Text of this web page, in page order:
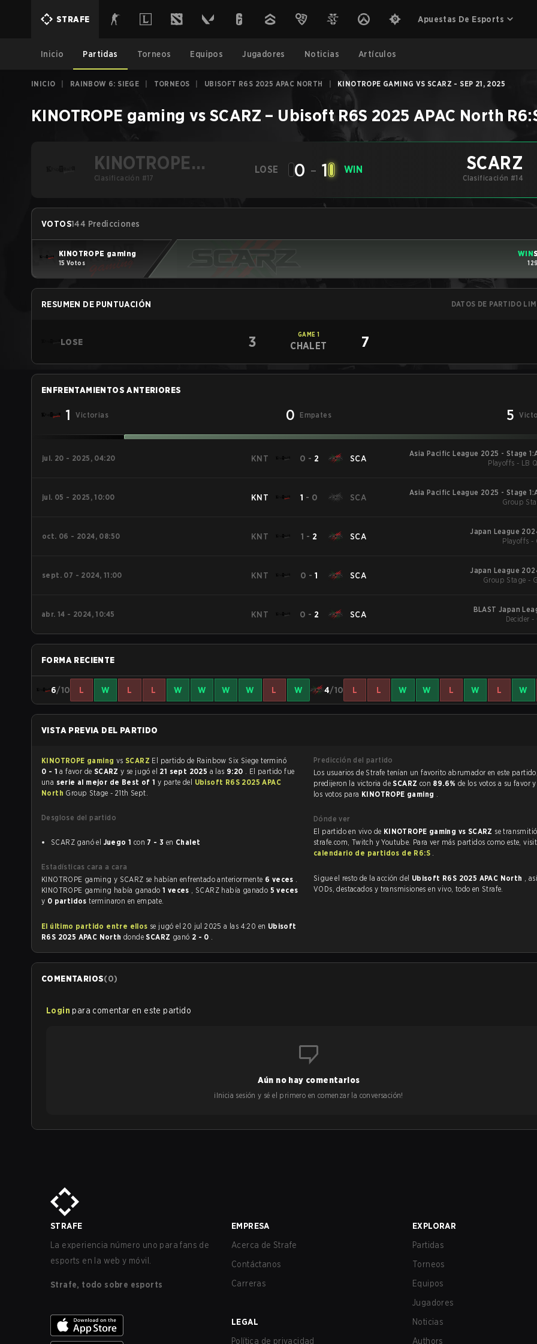
STRAFE Apuestas De Esports
Inicio Partidas Torneos Equipos Jugadores Noticias Artículos
INICIO RAINBOW 6: SIEGE TORNEOS UBISOFT R6S 2025 APAC NORTH KINOTROPE GAMING VS SCARZ - SEP 21, 2025
KINOTROPE gaming vs SCARZ – Ubisoft R6S 2025 APAC North
KINOTROPE
gaming
Clasificación #17
LOSE 0 - 1 WIN SCARZ
Clasificación #14
VOTOS144 Predicciones
KINOTROPE gaming
15 Votos
WIN
RESUMEN DE PUNTUACIÓN DATOS DE PARTIDO
LOSE 3 GAME 1
CHALET 7
ENFRENTAMIENTOS ANTERIORES
1 Victorias 0 Empates 5
jul. 20 - 2025, 04:20 KNT 0 - 2 SCA
Asia Pacific League 2025 - Stage
Playoffs - LB
jul. 05 - 2025, 10:00 KNT 1 - 0 SCA
Asia Pacific League 2025 - Stage
Group
oct. 06 - 2024, 08:50 KNT 1 - 2 SCA
Japan League
Playoffs -
sept. 07 - 2024, 11:00 KNT 0 -1 SCA
Japan League
Group Stage -
abr. 14 - 2024, 10:45 KNT 0 - 2 SCA
BLAST Japan
Decider -
FORMA RECIENTE
6/10 L W L L W W W W L W 4/10 L L W W L W L W
VISTA PREVIA DEL PARTIDO
KINOTROPE gaming vs SCARZ
El partido de Rainbow Six Siege terminó
0 - 1 a favor de SCARZy se jugó el 21 sept 2025 a las 9:20 . El partido fue
una serie al mejor de Best of 1 y parte del Ubisoft R6S 2025 APAC
North Group Stage - 21th Sept.
Desglose del partido
SCARZ ganó el Juego 1 con 7 - 3 en Chalet
Estadísticas cara a cara
KINOTROPE gaming y SCARZ se habían enfrentado anteriormente 6 veces .
KINOTROPE gaming había ganado 1 veces , SCARZ había ganado 5 veces
y 0 partidosterminaron en empate.
El último partido entre ellos se jugó el 20 jul 2025 a las 4:20 en Ubisoft
R6S 2025 APAC North dondeSCARZ ganó 2 - 0 .
Predicción del partido
Los usuarios de Strafe tenían un favorito abrumador en este partido, y
predijeron la victoria deSCARZ con 89.6% de los votos a su favor
los votos para KINOTROPE gaming .
Dónde ver
El partido en vivo de KINOTROPE gaming vs SCARZ se
strafe.com, Twitch y Youtube. Para ver más partidos como este,
calendario de partidos de R6:S .
Sigue el resto de la acción del Ubisoft R6S 2025 APAC North ,
VODs, destacados y transmisiones en vivo, todo en Strafe.
COMENTARIOS(0)
Login para comentar en este partido
Aún no hay comentarios
¡Inicia sesión y sé el primero en comenzar la conversación!
STRAFE
La experiencia número uno para fans de
esports en la web y móvil.
Strafe, todo sobre esports
EMPRESA
Acerca de Strafe
Contáctanos
Carreras
LEGAL
Política de privacidad
EXPLORAR
Partidas
Torneos
Equipos
Jugadores
Noticias
Authors